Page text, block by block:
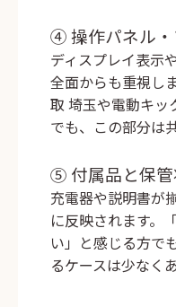
④ 操作パネル
ディスプレイ表示
全面からも重視し
取 埼玉や電動キッ
でも、この部分は
⑤ 付属品と保管
充電器や説明書が
に反映されます。
い」と感じる方で
るケースは少なく